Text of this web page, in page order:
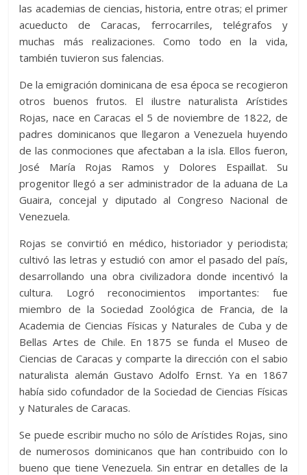
las academias de ciencias, historia, entre otras; el primer
acueducto de Caracas, ferrocarriles, telégrafos y
muchas más realizaciones. Como todo en la vida,
también tuvieron sus falencias.
De la emigración dominicana de esa época se recogieron
otros buenos frutos. El ilustre naturalista Arístides
Rojas, nace en Caracas el 5 de noviembre de 1822, de
padres dominicanos que llegaron a Venezuela huyendo
de las conmociones que afectaban a la isla. Ellos fueron,
José María Rojas Ramos y Dolores Espaillat. Su
progenitor llegó a ser administrador de la aduana de La
Guaira, concejal y diputado al Congreso Nacional de
Venezuela.
Rojas se convirtió en médico, historiador y periodista;
cultivó las letras y estudió con amor el pasado del país,
desarrollando una obra civilizadora donde incentivó la
cultura. Logró reconocimientos importantes: fue
miembro de la Sociedad Zoológica de Francia, de la
Academia de Ciencias Físicas y Naturales de Cuba y de
Bellas Artes de Chile. En 1875 se funda el Museo de
Ciencias de Caracas y comparte la dirección con el sabio
naturalista alemán Gustavo Adolfo Ernst. Ya en 1867
había sido cofundador de la Sociedad de Ciencias Físicas
y Naturales de Caracas.
Se puede escribir mucho no sólo de Arístides Rojas, sino
de numerosos dominicanos que han contribuido con lo
bueno que tiene Venezuela. Sin entrar en detalles de la